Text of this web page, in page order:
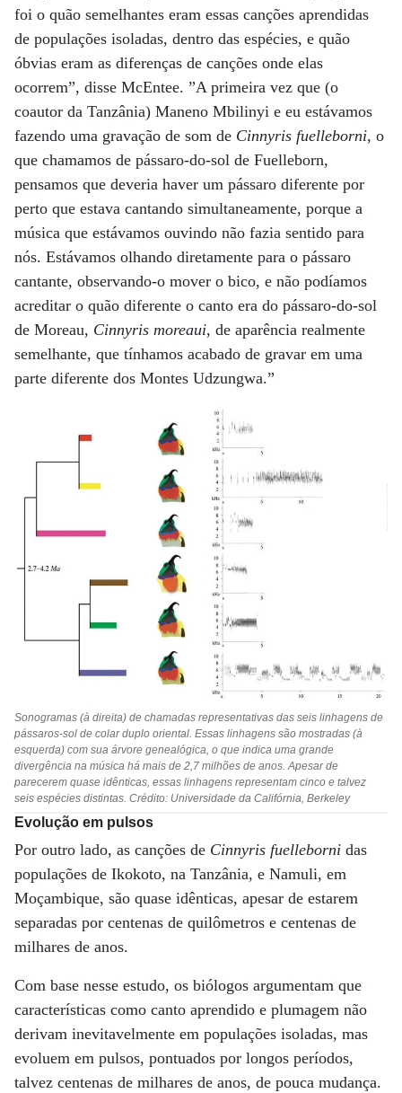
foi o quão semelhantes eram essas canções aprendidas
de populações isoladas, dentro das espécies, e quão
óbvias eram as diferenças de canções onde elas
ocorrem”, disse McEntee. ”A primeira vez que (o
coautor da Tanzânia) Maneno Mbilinyi e eu estávamos
fazendo uma gravação de som de Cinnyris fuelleborni, o
que chamamos de pássaro-do-sol de Fuelleborn,
pensamos que deveria haver um pássaro diferente por
perto que estava cantando simultaneamente, porque a
música que estávamos ouvindo não fazia sentido para
nós. Estávamos olhando diretamente para o pássaro
cantante, observando-o mover o bico, e não podíamos
acreditar o quão diferente o canto era do pássaro-do-sol
de Moreau, Cinnyris moreaui, de aparência realmente
semelhante, que tínhamos acabado de gravar em uma
parte diferente dos Montes Udzungwa.”
Sonogramas (à direita) de chamadas representativas das seis linhagens de
pássaros-sol de colar duplo oriental. Essas linhagens são mostradas (à
esquerda) com sua árvore genealógica, o que indica uma grande
divergência na música há mais de 2,7 milhões de anos. Apesar de
parecerem quase idênticas, essas linhagens representam cinco e talvez
seis espécies distintas. Crédito: Universidade da Califórnia, Berkeley
Evolução em pulsos
Por outro lado, as canções de Cinnyris fuelleborni das
populações de Ikokoto, na Tanzânia, e Namuli, em
Moçambique, são quase idênticas, apesar de estarem
separadas por centenas de quilômetros e centenas de
milhares de anos.
Com base nesse estudo, os biólogos argumentam que
características como canto aprendido e plumagem não
derivam inevitavelmente em populações isoladas, mas
evoluem em pulsos, pontuados por longos períodos,
talvez centenas de milhares de anos, de pouca mudança.